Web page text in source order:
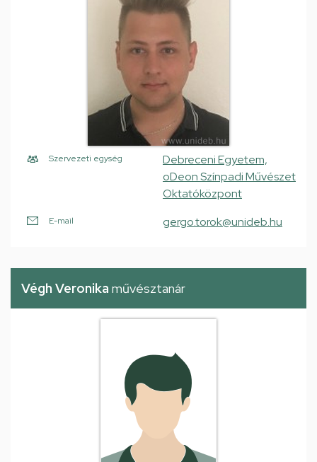
Szervezeti egység
Debreceni Egyetem,
oDeon Színpadi Művészet
Oktatóközpont
E-mail gergo.torok@unideb.hu
Végh Veronika művésztanár